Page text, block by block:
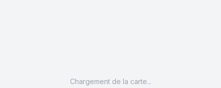
Chargement de la carte...